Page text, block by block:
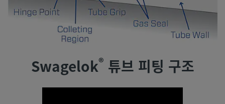
Swagelok® 튜브 피팅 구조